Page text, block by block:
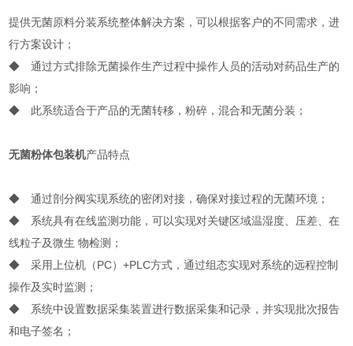
提供无菌原料分装系统整体解决方案，可以根据客户的不同需求，进
行方案设计；
◆ 通过方式排除无菌操作生产过程中操作人员的活动对药品生产的
影响；
◆ 此系统适合于产品的无菌转移，粉碎，混合和无菌分装；
无菌粉体包装机产品特点
◆ 通过剖分阀实现系统的密闭对接，确保对接过程的无菌环境；
◆ 系统具有在线监测功能，可以实现对关键区域温湿度、压差、在
线粒子及微生 物检测；
◆ 采用上位机（PC）+PLC方式，通过组态实现对系统的远程控制
操作及实时监测；
◆ 系统中设置数据采集装置进行数据采集和记录，并实现批次报告
和电子签名；